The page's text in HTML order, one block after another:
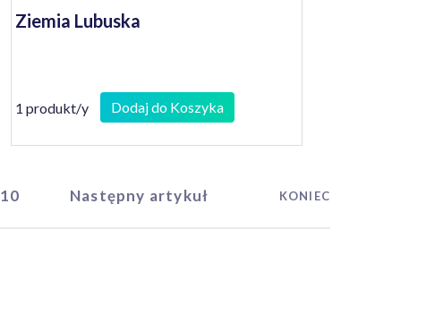
Ziemia Lubuska
1 produkt/y Dodaj do Koszyka
10 Następny artykuł KONIEC